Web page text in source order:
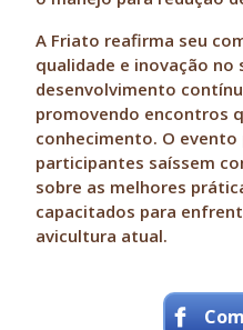
A Friato reafirma seu
qualidade e inovação
desenvolvimento
promovendo encontros
conhecimento. O
participantes saíssem
sobre as melhores
capacitados para
avicultura atual.